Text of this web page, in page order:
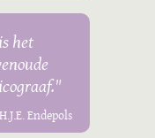
het
Endepols